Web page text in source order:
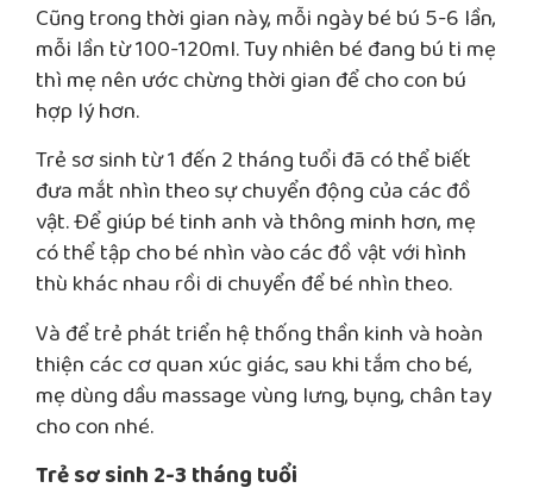
Cũng trong thời gian này, mỗi ngày bé bú 5-6 lần,
mỗi lần từ 100-120ml. Tuy nhiên bé đang bú ti mẹ
thì mẹ nên ước chừng thời gian để cho con bú
hợp lý hơn.
Trẻ sơ sinh từ 1 đến 2 tháng tuổi đã có thể biết
đưa mắt nhìn theo sự chuyển động của các đồ
vật. Để giúp bé tinh anh và thông minh hơn, mẹ
có thể tập cho bé nhìn vào các đồ vật với hình
thù khác nhau rồi di chuyển để bé nhìn theo.
Và để trẻ phát triển hệ thống thần kinh và hoàn
thiện các cơ quan xúc giác, sau khi tắm cho bé,
mẹ dùng dầu massage vùng lưng, bụng, chân tay
cho con nhé.
Trẻ sơ sinh 2-3 tháng tuổi